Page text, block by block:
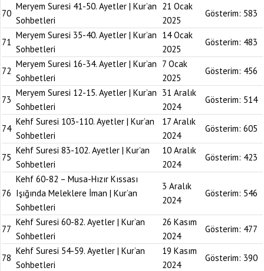
70
Meryem Suresi 41-50. Ayetler | Kur’an
Sohbetleri
21 Ocak
2025
Gösterim: 583
71
Meryem Suresi 35-40. Ayetler | Kur’an
Sohbetleri
14 Ocak
2025
Gösterim: 483
72
Meryem Suresi 16-34. Ayetler | Kur’an
Sohbetleri
7 Ocak
2025
Gösterim: 456
73
Meryem Suresi 12-15. Ayetler | Kur’an
Sohbetleri
31 Aralık
2024
Gösterim: 514
74
Kehf Suresi 103-110. Ayetler | Kur’an
Sohbetleri
17 Aralık
2024
Gösterim: 605
75
Kehf Suresi 83-102. Ayetler | Kur’an
Sohbetleri
10 Aralık
2024
Gösterim: 423
76
Kehf 60-82 – Musa-Hızır Kıssası
Işığında Meleklere İman | Kur’an
Sohbetleri
3 Aralık
2024
Gösterim: 546
77
Kehf Suresi 60-82. Ayetler | Kur’an
Sohbetleri
26 Kasım
2024
Gösterim: 477
78
Kehf Suresi 54-59. Ayetler | Kur’an
Sohbetleri
19 Kasım
2024
Gösterim: 390